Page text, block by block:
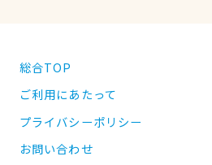
総合TOP
ご利用にあたって
プライバシーポリシー
お問い合わせ